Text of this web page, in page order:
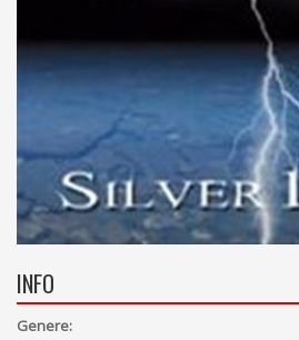
INFO
Genere: